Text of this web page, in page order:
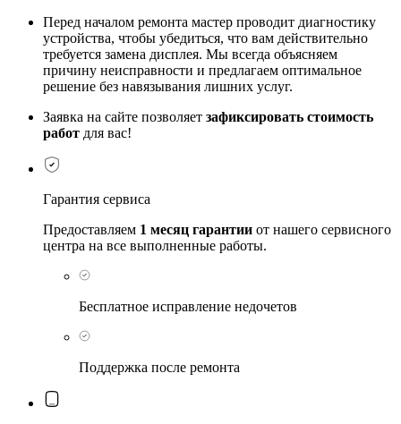
Перед началом ремонта мастер проводит диагностику
устройства, чтобы убедиться, что вам действительно
требуется замена дисплея. Мы всегда объясняем
причину неисправности и предлагаем оптимальное
решение без навязывания лишних услуг.
Заявка на сайте позволяет зафиксировать стоимость
работ для вас!
Гарантия сервиса
Предоставляем 1 месяц гарантии от нашего сервисного
центра на все выполненные работы.
Бесплатное исправление недочетов
Поддержка после ремонта